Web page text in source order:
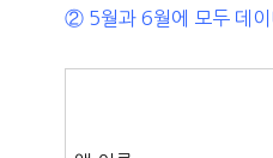
② 5월과 6월에 모두 데이